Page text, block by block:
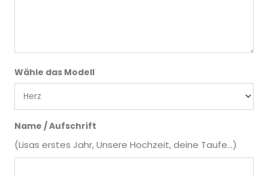
Wähle das Modell
Name / Aufschrift
(Lisas erstes Jahr, Unsere Hochzeit, deine Taufe...)